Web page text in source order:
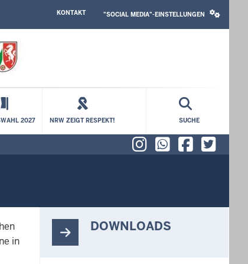
TOPKONTAKT
MEDIA
"SOCIAL MEDIA"-EINSTELLUNGEN
2027 NRW ZEIGT RESPEKT! SUCHE
InstagramX
in
DOWNLOADS